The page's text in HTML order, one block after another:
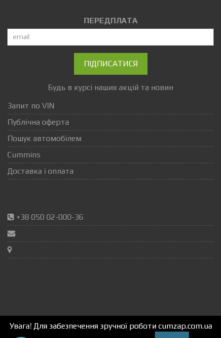
ПЕРЕДПЛАТА
ПІДПИСАТИСЯ
Будь в курсі наших акцій та новин
Запит по VIN
Публічна оферта
Пошук автомобілем
Cummins
Доставка і оплата
+38 050 02-000-36
Увага! Для забезпечення зручної роботи cumzap.com.ua